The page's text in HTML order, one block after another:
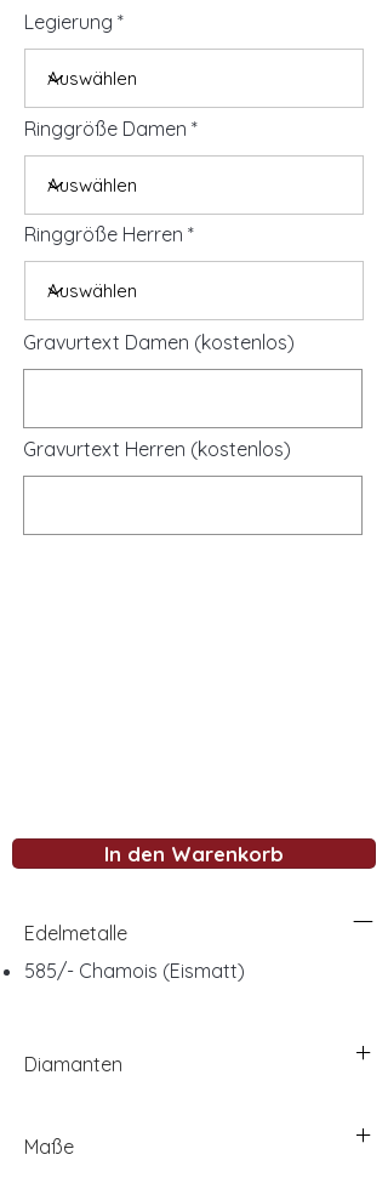
Legierung
Ringgröße Damen
Ringgröße Herren
Gravurtext Damen (kostenlos)
Gravurtext Herren (kostenlos)
In den Warenkorb
Edelmetalle
585/- Chamois (Eismatt)
Diamanten
Maße